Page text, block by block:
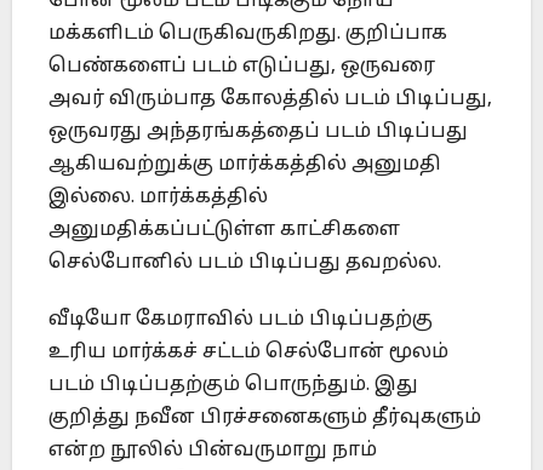
மக்களிடம் பெருகிவருகிறது. குறிப்பாக
பெண்களைப் படம் எடுப்பது, ஒருவரை
அவர் விரும்பாத கோலத்தில் படம் பிடிப்பது,
ஒருவரது அந்தரங்கத்தைப் படம் பிடிப்பது
ஆகியவற்றுக்கு மார்க்கத்தில் அனுமதி
இல்லை. மார்க்கத்தில்
அனுமதிக்கப்பட்டுள்ள காட்சிகளை
செல்போனில் படம் பிடிப்பது தவறல்ல.
வீடியோ கேமராவில் படம் பிடிப்பதற்கு
உரிய மார்க்கச் சட்டம் செல்போன் மூலம்
படம் பிடிப்பதற்கும் பொருந்தும். இது
குறித்து நவீன பிரச்சனைகளும் தீர்வுகளும்
என்ற நூலில் பின்வருமாறு நாம்